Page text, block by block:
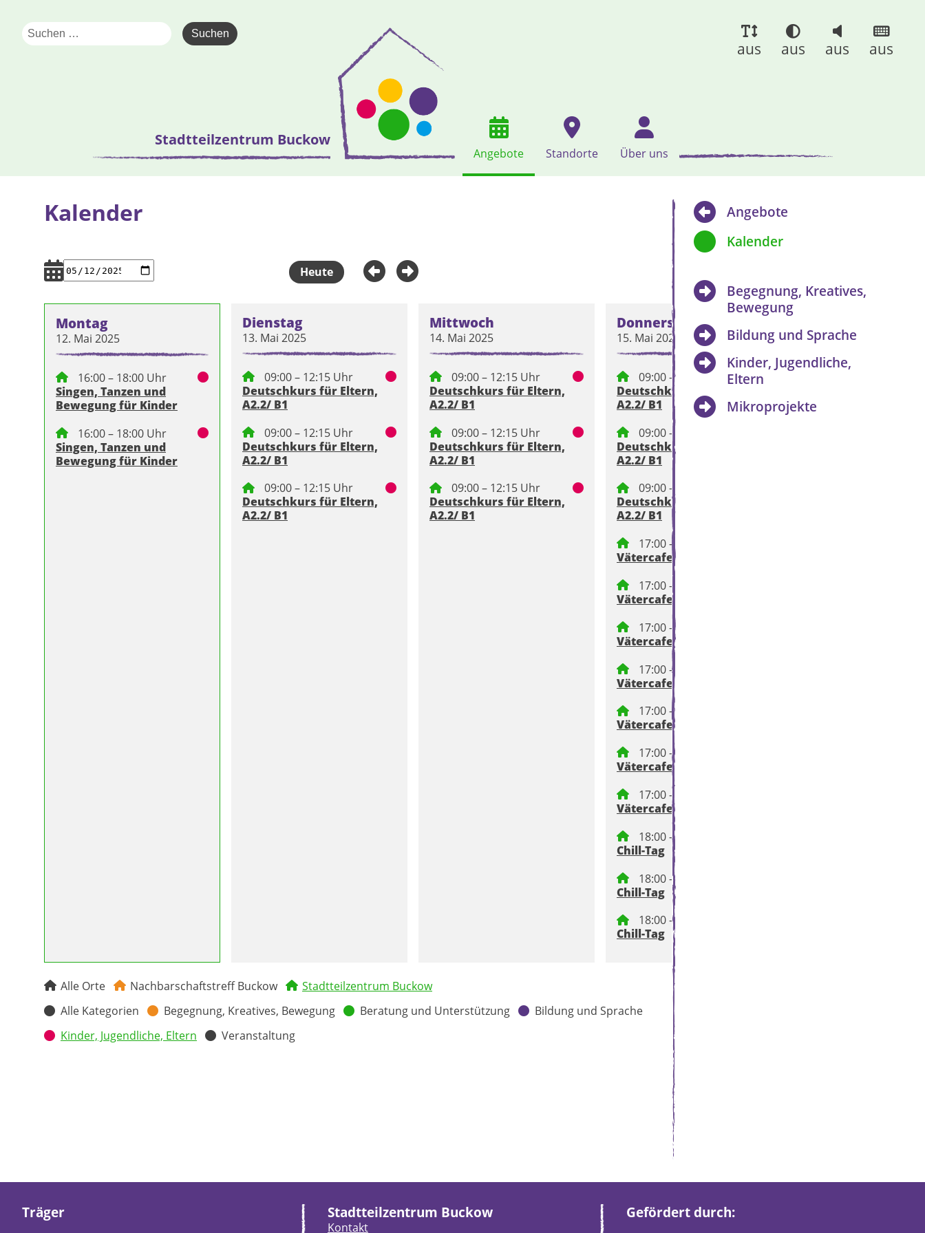
Stadtteilzentrum Buckow
Angebote Standorte Über uns
aus aus aus aus
Kalender
Montag
12. Mai 2025
16:00 – 18:00 Uhr
Singen, Tanzen und
Bewegung für Kinder
16:00 – 18:00 Uhr
Singen, Tanzen und
Bewegung für Kinder
Dienstag
13. Mai 2025
09:00 – 12:15 Uhr
Deutschkurs für Eltern,
A2.2/ B1
09:00 – 12:15 Uhr
Deutschkurs für Eltern,
A2.2/ B1
09:00 – 12:15 Uhr
Deutschkurs für Eltern,
A2.2/ B1
Mittwoch
14. Mai 2025
09:00 – 12:15 Uhr
Deutschkurs für Eltern,
A2.2/ B1
09:00 – 12:15 Uhr
Deutschkurs für Eltern,
A2.2/ B1
09:00 – 12:15 Uhr
Deutschkurs für Eltern,
A2.2/ B1
Donnerstag
15. Mai 2025
09:00 – 12:15 Uhr
Deutschkurs für Eltern,
A2.2/ B1
09:00 – 12:15 Uhr
Deutschkurs für Eltern,
A2.2/ B1
09:00 – 12:15 Uhr
Deutschkurs für Eltern,
A2.2/ B1
17:00 – 18:30 Uhr
Vätercafe
17:00 – 18:30 Uhr
Vätercafe
17:00 – 18:30 Uhr
Vätercafe
17:00 – 18:30 Uhr
Vätercafe
17:00 – 18:30 Uhr
Vätercafe
17:00 – 18:30 Uhr
Vätercafe
17:00 – 18:30 Uhr
Vätercafe
18:00 – 21:00 Uhr
Chill-Tag
18:00 – 21:00 Uhr
Chill-Tag
18:00 – 21:00 Uhr
Chill-Tag
16. Mai 2025
Alle Orte Nachbarschaftstreff Buckow
Stadtteilzentrum Buckow
Alle Kategorien
Begegnung, Kreatives, Bewegung Beratung und Unterstützung
Bildung und Sprache
Kinder, Jugendliche, Eltern
Veranstaltung
Heute
Angebote
Kalender
Begegnung, Kreatives,
Bewegung
Bildung und Sprache
Kinder, Jugendliche,
Eltern
Mikroprojekte
Träger Stadtteilzentrum Buckow
Kontakt
Gefördert durch: